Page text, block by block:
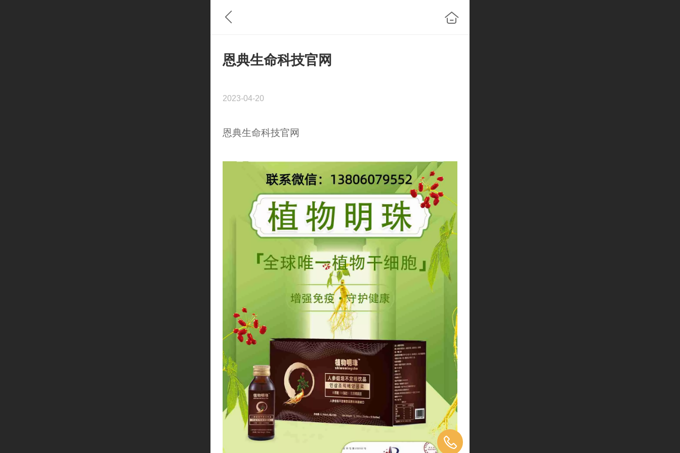
恩典生命科技官网
2023-04-20
恩典生命科技官网